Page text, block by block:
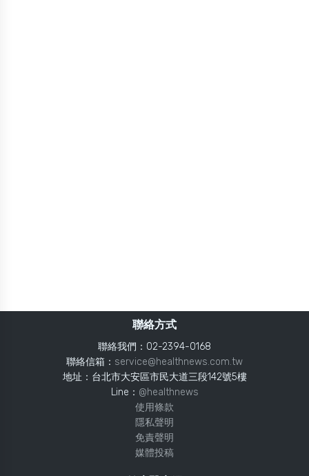
聯絡方式
聯絡我們：02-2394-0168
聯絡信箱： service@healthnews.com.tw
地址：台北市大安區市民大道三段142號5樓
Line： @healthnews
使用條款
隱私聲明
免責聲明
媒體投稿